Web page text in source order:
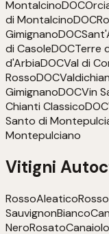
MontalcinoDOC
di MontalcinoDOC
GimignanoDOC
di CasoleDOCTerre
d'ArbiaDOCVal di
RossoDOC
GimignanoDOCVin
Chianti ClassicoDOC
Santo di
Montepulciano
Vitigni
RossoAleaticoRosso
SauvignonBianco
NeroRosatoCanaiolo